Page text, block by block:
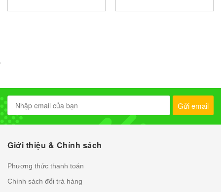
Gửi email
Giới thiệu & Chính sách
Phương thức thanh toán
Chính sách đổi trả hàng